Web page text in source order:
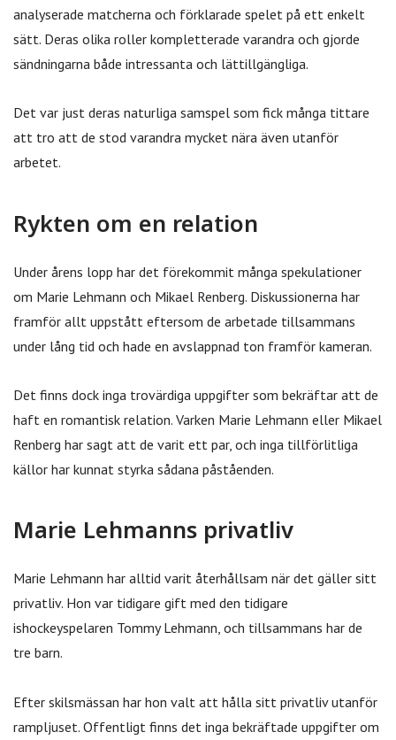
analyserade matcherna och förklarade spelet på ett enkelt
sätt. Deras olika roller kompletterade varandra och gjorde
sändningarna både intressanta och lättillgängliga.
Det var just deras naturliga samspel som fick många tittare
att tro att de stod varandra mycket nära även utanför
arbetet.
Rykten om en relation
Under årens lopp har det förekommit många spekulationer
om Marie Lehmann och Mikael Renberg. Diskussionerna har
framför allt uppstått eftersom de arbetade tillsammans
under lång tid och hade en avslappnad ton framför kameran.
Det finns dock inga trovärdiga uppgifter som bekräftar att de
haft en romantisk relation. Varken Marie Lehmann eller Mikael
Renberg har sagt att de varit ett par, och inga tillförlitliga
källor har kunnat styrka sådana påståenden.
Marie Lehmanns privatliv
Marie Lehmann har alltid varit återhållsam när det gäller sitt
privatliv. Hon var tidigare gift med den tidigare
ishockeyspelaren Tommy Lehmann, och tillsammans har de
tre barn.
Efter skilsmässan har hon valt att hålla sitt privatliv utanför
rampljuset. Offentligt finns det inga bekräftade uppgifter om